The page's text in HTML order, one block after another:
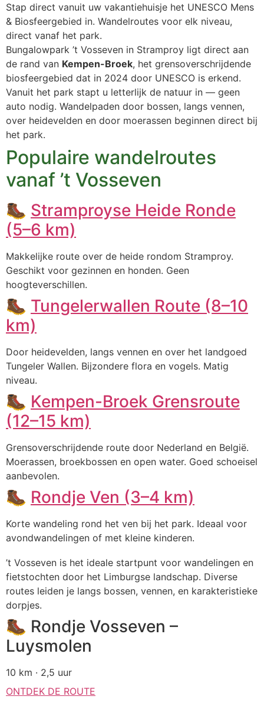
Stap direct vanuit uw vakantiehuisje het UNESCO Mens
& Biosfeergebied in. Wandelroutes voor elk niveau,
direct vanaf het park.
Bungalowpark ’t Vosseven in Stramproy ligt direct aan
de rand van Kempen-Broek, het grensoverschrijdende
biosfeergebied dat in 2024 door UNESCO is erkend.
Vanuit het park stapt u letterlijk de natuur in — geen
auto nodig. Wandelpaden door bossen, langs vennen,
over heidevelden en door moerassen beginnen direct bij
het park.
Populaire wandelroutes
vanaf ’t Vosseven
🥾 Stramproyse Heide Ronde
(5–6 km)
Makkelijke route over de heide rondom Stramproy.
Geschikt voor gezinnen en honden. Geen
hoogteverschillen.
🥾 Tungelerwallen Route (8–10
km)
Door heidevelden, langs vennen en over het landgoed
Tungeler Wallen. Bijzondere flora en vogels. Matig
niveau.
🥾 Kempen-Broek Grensroute
(12–15 km)
Grensoverschrijdende route door Nederland en België.
Moerassen, broekbossen en open water. Goed schoeisel
aanbevolen.
🥾 Rondje Ven (3–4 km)
Korte wandeling rond het ven bij het park. Ideaal voor
avondwandelingen of met kleine kinderen.
’t Vosseven is het ideale startpunt voor wandelingen en
fietstochten door het Limburgse landschap. Diverse
routes leiden je langs bossen, vennen, en karakteristieke
dorpjes.
🥾 Rondje Vosseven –
Luysmolen
10 km · 2,5 uur
ONTDEK DE ROUTE